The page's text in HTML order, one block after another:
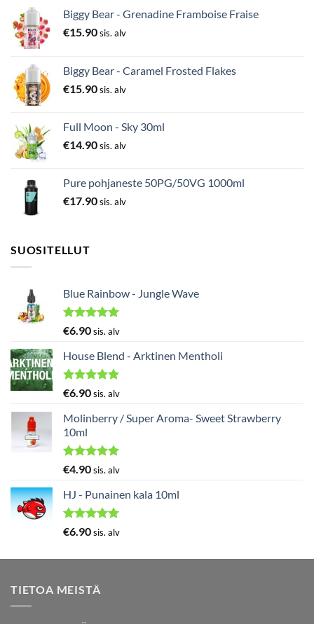
Biggy Bear - Grenadine Framboise Fraise
€15.90sis. alv
Biggy Bear - Caramel Frosted Flakes
€15.90sis. alv
Full Moon - Sky 30ml
€14.90sis. alv
Pure pohjaneste 50PG/50VG 1000ml
€17.90sis. alv
SUOSITELLUT
Blue Rainbow - Jungle Wave
Arvostelu
5.00
/ 5
€6.90sis. alv
House Blend - Arktinen Mentholi
Arvostelu
5.00/ 5
€6.90sis. alv
Molinberry / Super Aroma- Sweet Strawberry
10ml
Arvostelu
5.00
/ 5
€4.90sis. alv
HJ - Punainen kala 10ml
Arvostelu
€6.90sis. alv
TIETOA MEISTÄ